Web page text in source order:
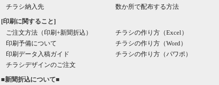
チラシ納入先
数か所で配布する方法
[印刷に関すること]
ご注文方法（印刷+新聞折込）
印刷予備について
印刷データ入稿ガイド
チラシデザインのご注文
チラシの作り方（Excel）
チラシの作り方（Word）
チラシの作り方（パワポ）
■新聞折込について■